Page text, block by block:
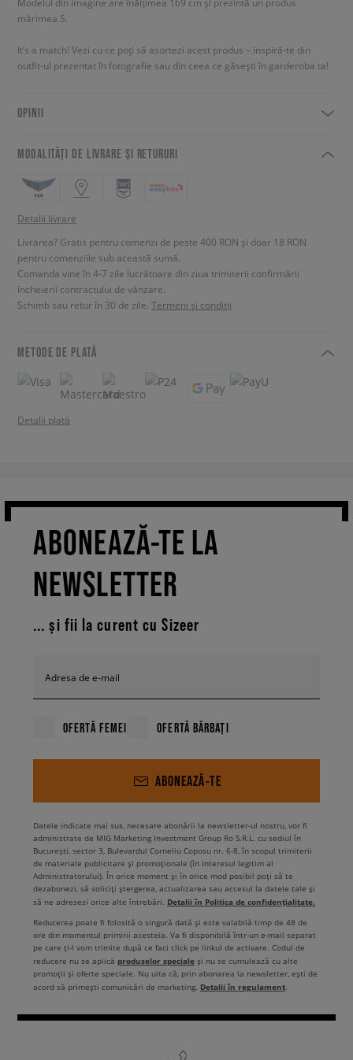
mărimea S.
It’s a match! Vezi cu ce poți să asortezi acest produs – inspiră-te din
outfit-ul prezentat în fotografie sau din ceea ce găsești în garderoba ta!
OPINII
MODALITĂȚI DE LIVRARE ȘI RETURURI
Detalii livrare
Livrarea? Gratis pentru comenzi de peste 400 RON și doar 18 RON
pentru comenziile sub această sumă.
Comanda vine în 4-7 zile lucrătoare din ziua trimiterii confirmării
încheierii contractului de vânzare.
Schimb sau retur în 30 de zile. Termeni și condiții
METODE DE PLATĂ
Detalii plată
ABONEAZĂ-TE LA
NEWSLETTER
... și fii la curent cu Sizeer
Adresa de e-mail
OFERTĂ FEMEI OFERTĂ BĂRBAȚI
ABONEAZĂ-TE
Datele indicate mai sus, necesare abonării la newsletter-ul nostru, vor fi
administrate de MIG Marketing Investment Group Ro S.R.L. cu sediul în
București, sector 3, Bulevardul Corneliu Coposu nr. 6-8, în scopul trimiterii
de materiale publicitare și promoționale (în interesul legitim al
Administratorului). În orice moment și în orice mod posibil poți să te
dezabonezi, să soliciți ștergerea, actualizarea sau accesul la datele tale și
să ne adresezi orice alte întrebări. Detalii în Politica de confidențialitate.
Reducerea poate fi folosită o singură dată și este valabilă timp de 48 de
ore din momentul primirii acesteia. Va fi disponibilă într-un e-mail separat
pe care ți-l vom trimite după ce faci click pe linkul de activare. Codul de
reducere nu se aplică produselor speciale și nu se cumulează cu alte
promoții și oferte speciale. Nu uita că, prin abonarea la newsletter, ești de
acord să primești comunicări de marketing. Detalii în regulament.